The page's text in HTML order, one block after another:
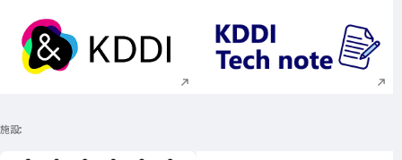
新規ウィンドウで開く 新規ウィンドウで
施設